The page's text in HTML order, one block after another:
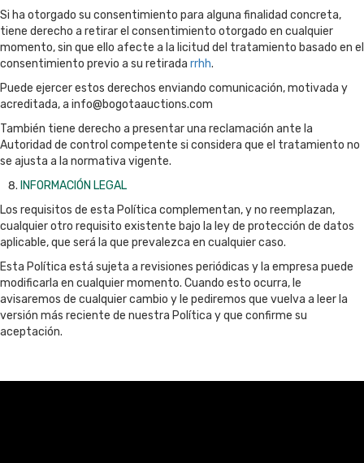
Si ha otorgado su consentimiento para alguna finalidad concreta,
tiene derecho a retirar el consentimiento otorgado en cualquier
momento, sin que ello afecte a la licitud del tratamiento basado en el
consentimiento previo a su retirada rrhh.
Puede ejercer estos derechos enviando comunicación, motivada y
acreditada, a info@bogotaauctions.com
También tiene derecho a presentar una reclamación ante la
Autoridad de control competente si considera que el tratamiento no
se ajusta a la normativa vigente.
INFORMACIÓN LEGAL
Los requisitos de esta Política complementan, y no reemplazan,
cualquier otro requisito existente bajo la ley de protección de datos
aplicable, que será la que prevalezca en cualquier caso.
Esta Política está sujeta a revisiones periódicas y la empresa puede
modificarla en cualquier momento. Cuando esto ocurra, le
avisaremos de cualquier cambio y le pediremos que vuelva a leer la
versión más reciente de nuestra Política y que confirme su
aceptación.